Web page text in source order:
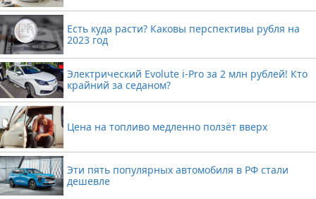
Есть куда расти? Каковы перспективы рубля на
2023 год
Электрический Evolute i-Pro за 2 млн рублей! Кто
крайний за седаном?
Цена на топливо медленно ползёт вверх
Эти пять популярных автомобиля в РФ стали
дешевле